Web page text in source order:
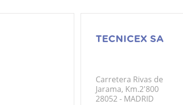
TECNICEX SA
Carretera Rivas de
Jarama, Km.2'800
28052 - MADRID